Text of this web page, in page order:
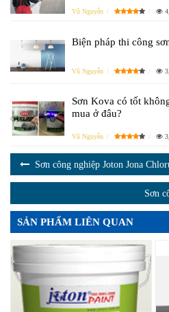
Vũ Nguyễn
Biện pháp thi công
Vũ Nguyễn
Sơn Kova có tốt
mua ở đâu?
Vũ Nguyễn
Sơn công nghiệp Joton Jona
Sơn
SẢN PHẨM LIÊN QUAN